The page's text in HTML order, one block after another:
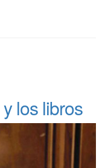
los libros